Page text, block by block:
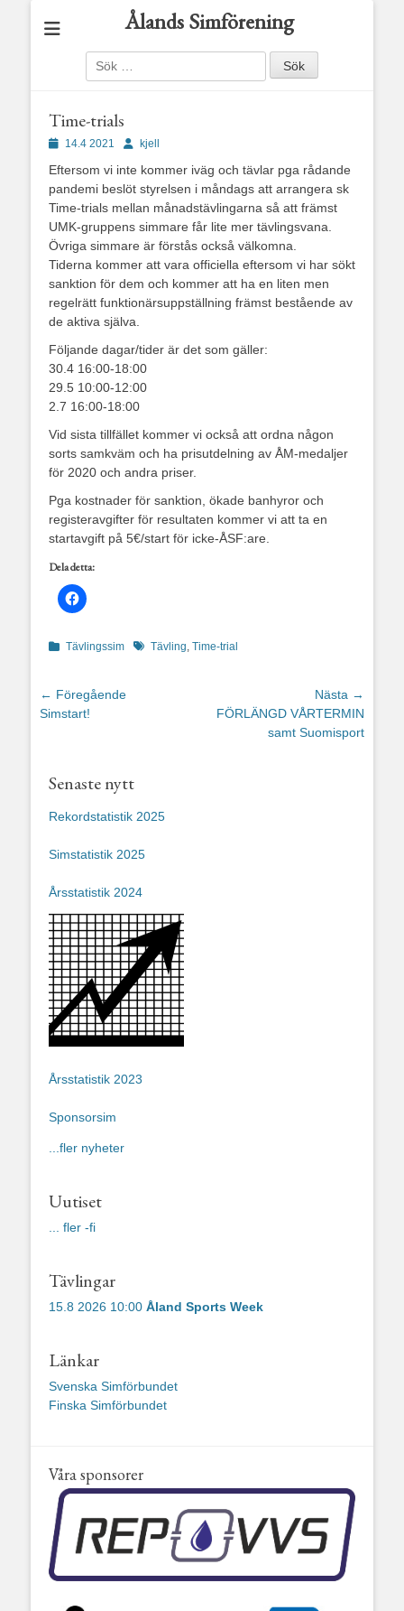
Ålands Simförening
Sök
efter:
Time-trials
Publicerad
14.4 2021 Författare
kjell
Eftersom vi inte kommer iväg och tävlar pga rådande
pandemi beslöt styrelsen i måndags att arrangera sk
Time-trials mellan månadstävlingarna så att främst
UMK-gruppens simmare får lite mer tävlingsvana.
Övriga simmare är förstås också välkomna.
Tiderna kommer att vara officiella eftersom vi har sökt
sanktion för dem och kommer att ha en liten men
regelrätt funktionärsuppställning främst bestående av
de aktiva själva.
Följande dagar/tider är det som gäller:
30.4 16:00-18:00
29.5 10:00-12:00
2.7 16:00-18:00
Vid sista tillfället kommer vi också att ordna någon
sorts samkväm och ha prisutdelning av ÅM-medaljer
för 2020 och andra priser.
Pga kostnader för sanktion, ökade banhyror och
registeravgifter för resultaten kommer vi att ta en
startavgift på 5€/start för icke-ÅSF:are.
Dela detta:
Kategorier
Tävlingssim Etiketter
Tävling, Time-trial
Inläggsnavigering
← Föregående
Föregående
Simstart!
Nästa →
Nästa
FÖRLÄNGD VÅRTERMIN
samt Suomisport
Senaste nytt
Rekordstatistik 2025
Simstatistik 2025
Årsstatistik 2024
Årsstatistik 2023
Sponsorsim
...fler nyheter
Uutiset
... fler -fi
Tävlingar
15.8 2026 10:00 Åland Sports Week
Länkar
Svenska Simförbundet
Finska Simförbundet
Våra sponsorer